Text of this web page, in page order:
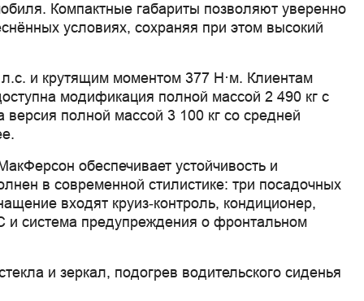
Компактные габариты позволяют уверенно
условиях, сохраняя при этом высокий
и крутящим моментом 377 Н·м. Клиентам
модификация полной массой 2 490 кг с
полной массой 3 100 кг со средней
обеспечивает устойчивость и
в современной стилистике: три посадочных
входят круиз‑контроль, кондиционер,
и система предупреждения о фронтальном
и зеркал, подогрев водительского сиденья